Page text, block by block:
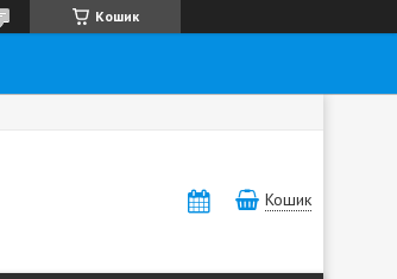
Кошик
Кошик